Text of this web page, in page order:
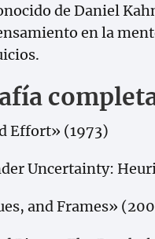
de Daniel
en la
Effort» (1973)
Uncertainty:
and Frames»